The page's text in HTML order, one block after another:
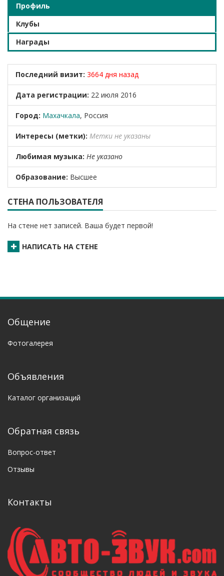
Профиль
Клубы
Награды
Последний визит: 3664 дня назад
Дата регистрации: 22 июля 2016
Город: Махачкала, Россия
Интересы (метки): Метки не указаны
Любимая музыка: Не указано
Образование: Высшее
СТЕНА ПОЛЬЗОВАТЕЛЯ
На стене нет записей. Ваша будет первой!
НАПИСАТЬ НА СТЕНЕ
Общение
Фотогалерея
Объявления
Каталог организаций
Обратная связь
Вопрос-ответ
Отзывы
Контакты